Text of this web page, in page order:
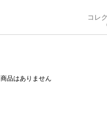
コレ
商品はありません